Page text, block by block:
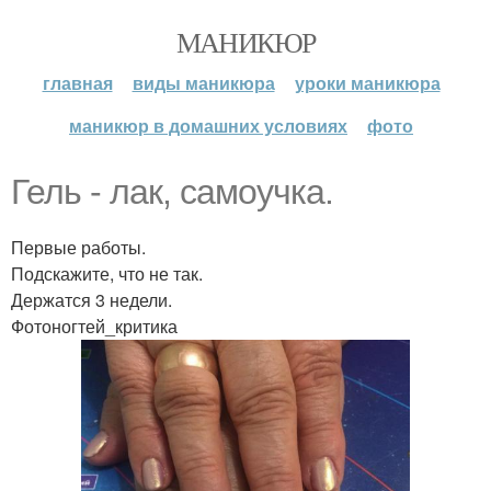
МАНИКЮР
главная виды маникюра
уроки маникюра
маникюр в домашних условиях
фото
Гель - лак, самоучка.
Первые работы.
Подскажите, что не так.
Держатся 3 недели.
Фотоногтей_критика